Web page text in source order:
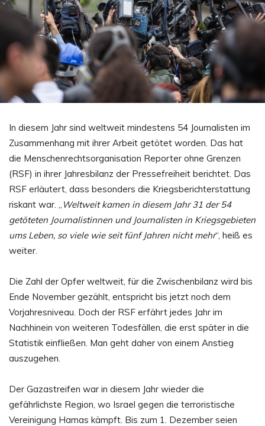
In diesem Jahr sind weltweit mindestens 54 Journalisten im
Zusammenhang mit ihrer Arbeit getötet worden. Das hat
die Menschenrechtsorganisation Reporter ohne Grenzen
(RSF) in ihrer Jahresbilanz der Pressefreiheit berichtet. Das
RSF erläutert, dass besonders die Kriegsberichterstattung
riskant war. „ Weltweit kamen in diesem Jahr 31 der 54
getöteten Journalistinnen und Journalisten in Kriegsgebieten
ums Leben, so viele wie seit fünf Jahren nicht mehr“, heiß es
weiter.
Die Zahl der Opfer weltweit, für die Zwischenbilanz wird bis
Ende November gezählt, entspricht bis jetzt noch dem
Vorjahresniveau. Doch der RSF erfährt jedes Jahr im
Nachhinein von weiteren Todesfällen, die erst später in die
Statistik einfließen. Man geht daher von einem Anstieg
auszugehen.
Der Gazastreifen war in diesem Jahr wieder die
gefährlichste Region, wo Israel gegen die terroristische
Vereinigung Hamas kämpft. Bis zum 1. Dezember seien